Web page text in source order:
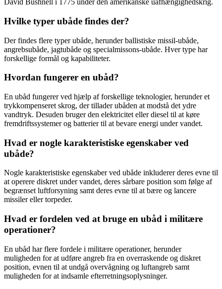
David Bushnell i 1775 under den amerikanske uafhængighedskrig.
Hvilke typer ubåde findes der?
Der findes flere typer ubåde, herunder ballistiske missil-ubåde,
angrebsubåde, jagtubåde og specialmissons-ubåde. Hver type har
forskellige formål og kapabiliteter.
Hvordan fungerer en ubåd?
En ubåd fungerer ved hjælp af forskellige teknologier, herunder et
trykkompenseret skrog, der tillader ubåden at modstå det ydre
vandtryk. Desuden bruger den elektricitet eller diesel til at køre
fremdriftssystemer og batterier til at bevare energi under vandet.
Hvad er nogle karakteristiske egenskaber ved
ubåde?
Nogle karakteristiske egenskaber ved ubåde inkluderer deres evne til
at operere diskret under vandet, deres sårbare position som følge af
begrænset luftforsyning samt deres evne til at bære og lancere
missiler eller torpeder.
Hvad er fordelen ved at bruge en ubåd i militære
operationer?
En ubåd har flere fordele i militære operationer, herunder
muligheden for at udføre angreb fra en overraskende og diskret
position, evnen til at undgå overvågning og luftangreb samt
muligheden for at indsamle efterretningsoplysninger.